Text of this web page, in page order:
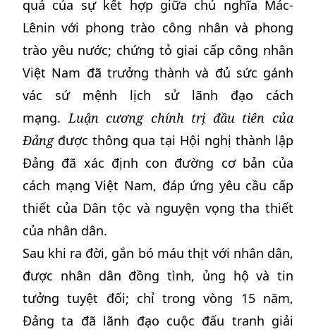
quả của sự kết hợp giữa chủ nghĩa Mác-
Lênin với phong trào công nhân và phong
trào yêu nước; chứng tỏ giai cấp công nhân
Việt Nam đã trưởng thành và đủ sức gánh
vác sứ mệnh lịch sử lãnh đạo cách
mạng.Luận cương chính trị đầu tiên của
Đảngđược thông qua tại Hội nghị thành lập
Đảng đã xác định con đường cơ bản của
cách mạng Việt Nam, đáp ứng yêu cầu cấp
thiết của Dân tộc và nguyện vọng tha thiết
của nhân dân.
Sau khi ra đời, gắn bó máu thịt với nhân dân,
được nhân dân đồng tình, ủng hộ và tin
tưởng tuyệt đối; chỉ trong vòng 15 năm,
Đảng ta đã lãnh đạo cuộc đấu tranh giải